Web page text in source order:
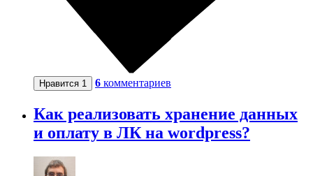
Нравится 1 6 комментариев
Как реализовать хранение данных
и оплату в ЛК на wordpress?